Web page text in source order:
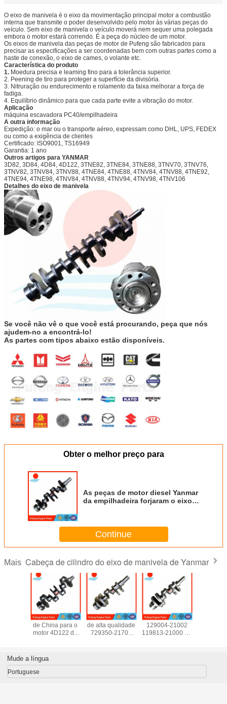
O eixo de manivela é o eixo da movimentação principal motor a combustão
interna que transmite o poder desenvolvido pelo motor às várias peças do
veículo. Sem eixo de manivela o veículo moverá nem sequer uma polegada
embora o motor estará correndo. É a peça do núcleo de um motor.
Os eixos de manivela das peças de motor de Pufeng são fabricados para
precisar as especificações a ser coordenadas bem com outras partes como a
haste de conexão, o eixo de cames, o volante etc.
Característica do produto
1. Moedura precisa e leaming fino para a tolerância superior.
2. Peening de tiro para proteger a superfície da divisória.
3. Nitruração ou endurecimento e rolamento da faixa melhorar a força de
fadiga.
4. Equilíbrio dinâmico para que cada parte evite a vibração do motor.
Aplicação
máquina escavadora PC40/empilhadeira
A outra informação
Expedição: o mar ou o transporte aéreo, expressam como DHL, UPS, FEDEX
ou como a exigência de clientes
Certificado: ISO9001, TS16949
Garantia: 1 ano
Outros artigos para YANMAR
3D82, 3D84, 4D84, 4D122, 3TNE82, 3TNE84, 3TNE88, 3TNV70, 3TNV76,
3TNV82, 3TNV84, 3TNV88, 4TNE84, 4TNE88, 4TNV84, 4TNV88, 4TNE92,
4TNE94, 4TNE98, 4TNV84, 4TNV88, 4TNV94, 4TNV98, 4TNV106
Detalhes do eixo de manivela
Se você não vê o que você está procurando, peça que nós
ajudem-no a encontrá-lo!
As partes com tipos abaixo estão disponíveis.
Obter o melhor preço para
As peças de motor diesel Yanmar
da empilhadeira forjaram o eixo
Continue
Mais Cabeça de cilindro do eixo de manivela de Yanmar
11710
11700
11700
Eixo de manivela
de China para o
motor 4D122 de
Eixo de manivela
de alta qualidade
729350-21700
3TNV76
Eixo de manivela
129004-21002
119813-21000 de
119515-21700 de
para ZX17U-2
Mude a língua
Portuguese